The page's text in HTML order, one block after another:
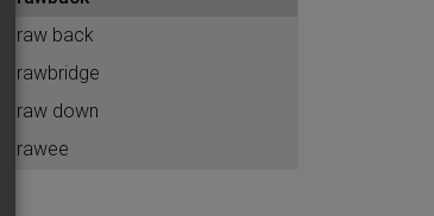
draw back
drawbridge
draw down
drawee